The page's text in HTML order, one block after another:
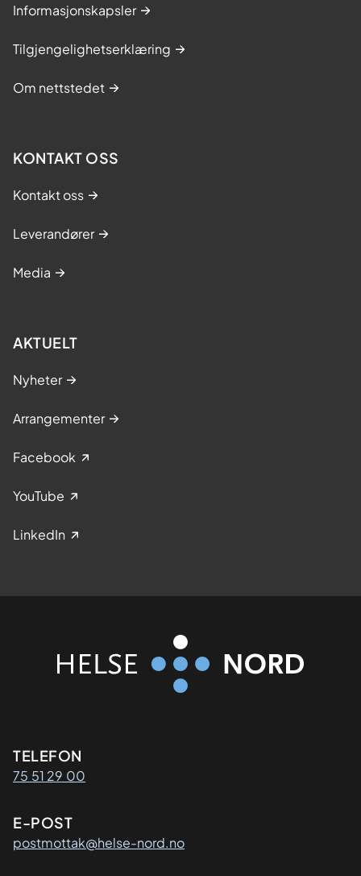
Informasjonskapsler
Tilgjengelighetserklæring
Om nettstedet
KONTAKT OSS
Kontakt oss
Leverandører
Media
AKTUELT
Nyheter
Arrangementer
Facebook
YouTube
LinkedIn
Kontaktinformasjon
TELEFON
75 51 29 00
E-POST
postmottak@helse-nord.no